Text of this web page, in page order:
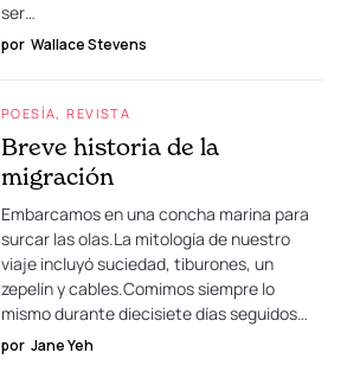
ser…
por Wallace Stevens
POESÍA REVISTA
Breve historia de la
migración
Embarcamos en una concha marina para
surcar las olas.La mitología de nuestro
viaje incluyó suciedad, tiburones, un
zepelín y cables.Comimos siempre lo
mismo durante diecisiete días seguidos…
por Jane Yeh